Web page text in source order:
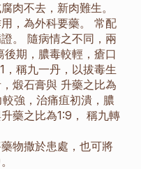
肉不去，新肉難生。
，為外科要藥。 常配
。 隨病情之不同，兩
期，膿毒較輕，瘡口
稱九一丹，以拔毒生
煅石膏與 升藥之比為
強，治痛疽初潰，膿
藥之比為1:9， 稱九轉
物撒於患處，也可將